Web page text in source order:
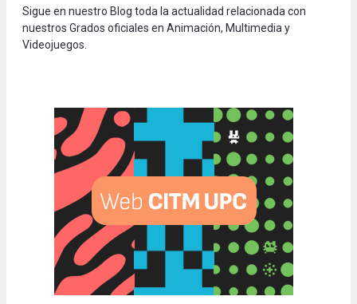
Sigue en nuestro Blog toda la actualidad relacionada con
nuestros Grados oficiales en Animación, Multimedia y
Videojuegos.